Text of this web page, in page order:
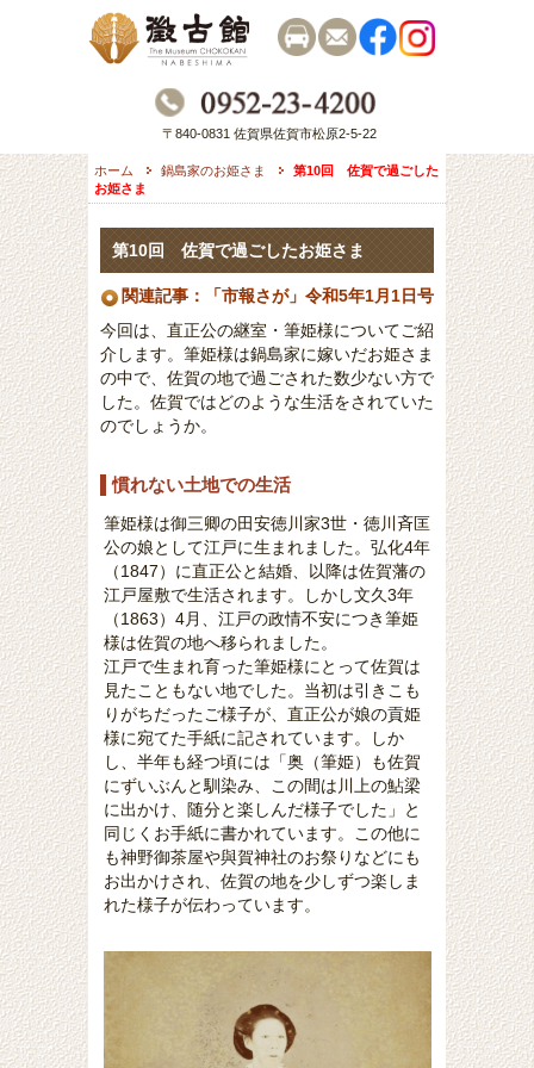
〒840-0831 佐賀県佐賀市松原2-5-22
ホーム 鍋島家のお姫さま
第10回 佐賀で過ごした
お姫さま
第10回 佐賀で過ごしたお姫さま
関連記事：「市報さが」令和5年1月1日号
今回は、直正公の継室・筆姫様についてご紹
介します。筆姫様は鍋島家に嫁いだお姫さま
の中で、佐賀の地で過ごされた数少ない方で
した。佐賀ではどのような生活をされていた
のでしょうか。
慣れない土地での生活
筆姫様は御三卿の田安徳川家3世・徳川斉匡
公の娘として江戸に生まれました。弘化4年
（1847）に直正公と結婚、以降は佐賀藩の
江戸屋敷で生活されます。しかし文久3年
（1863）4月、江戸の政情不安につき筆姫
様は佐賀の地へ移られました。
江戸で生まれ育った筆姫様にとって佐賀は
見たこともない地でした。当初は引きこも
りがちだったご様子が、直正公が娘の貢姫
様に宛てた手紙に記されています。しか
し、半年も経つ頃には「奥（筆姫）も佐賀
にずいぶんと馴染み、この間は川上の鮎梁
に出かけ、随分と楽しんだ様子でした」と
同じくお手紙に書かれています。この他に
も神野御茶屋や與賀神社のお祭りなどにも
お出かけされ、佐賀の地を少しずつ楽しま
れた様子が伝わっています。